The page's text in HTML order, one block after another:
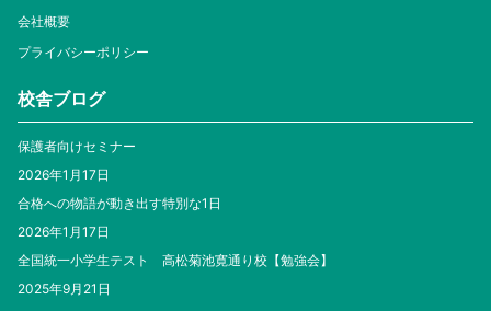
会社概要
プライバシーポリシー
校舎ブログ
保護者向けセミナー
2026年1月17日
合格への物語が動き出す特別な1日
2026年1月17日
全国統一小学生テスト 高松菊池寛通り校【勉強会】
2025年9月21日